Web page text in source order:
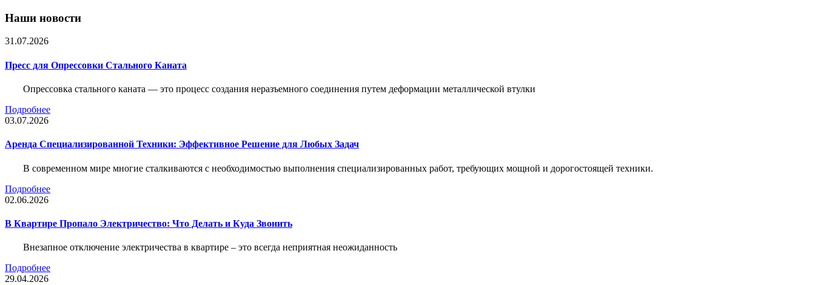
Наши новости
31.07.2026
Пресс для Опрессовки Стального Каната
Опрессовка стального каната — это процесс создания неразъемного соединения путем деформации металлической втулки
Подробнее
03.07.2026
Аренда Специализированной Техники: Эффективное Решение для Любых Задач
В современном мире многие сталкиваются с необходимостью выполнения специализированных работ, требующих мощной и дорогостоящей техники.
Подробнее
02.06.2026
В Квартире Пропало Электричество: Что Делать и Куда Звонить
Внезапное отключение электричества в квартире – это всегда неприятная неожиданность
Подробнее
29.04.2026